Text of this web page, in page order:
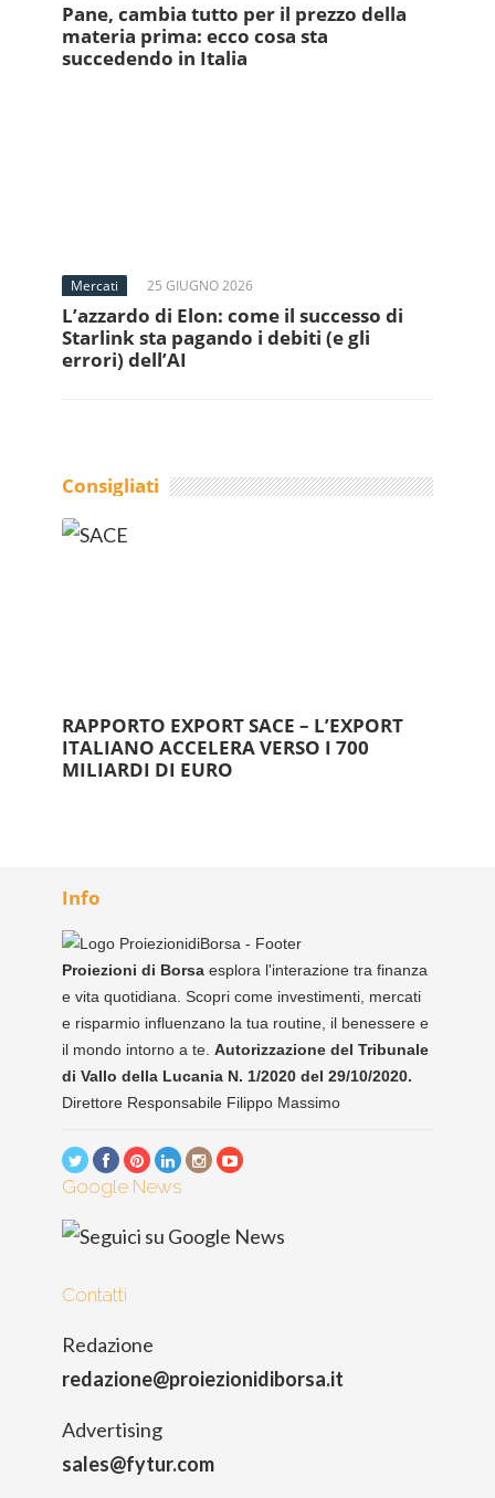
Pane, cambia tutto per il prezzo della
materia prima: ecco cosa sta
succedendo in Italia
Mercati 25 GIUGNO 2026
L’azzardo di Elon: come il successo di
Starlink sta pagando i debiti (e gli
errori) dell’AI
Consigliati
RAPPORTO EXPORT SACE – L’EXPORT
ITALIANO ACCELERA VERSO I 700
MILIARDI DI EURO
Info
Proiezioni di Borsa esplora l'interazione tra finanza
e vita quotidiana. Scopri come investimenti, mercati
e risparmio influenzano la tua routine, il benessere e
il mondo intorno a te. Autorizzazione del Tribunale
di Vallo della Lucania N. 1/2020 del 29/10/2020.
Direttore Responsabile Filippo Massimo
Google News
Contatti
Redazione
redazione@proiezionidiborsa.it
Advertising
sales@fytur.com